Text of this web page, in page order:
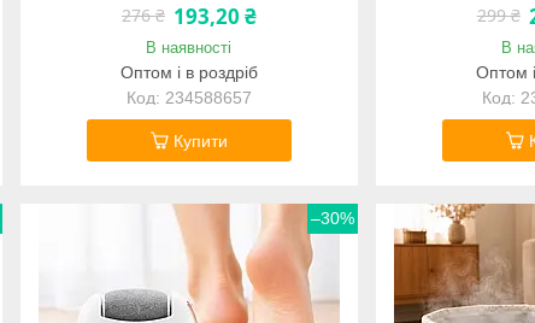
276 ₴ 193,20 ₴
В наявності
Оптом і в роздріб
234588657
Купити
299 ₴
В
Оптом
–30%